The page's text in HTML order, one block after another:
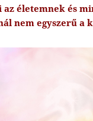
életemnek és
nem egyszerű a